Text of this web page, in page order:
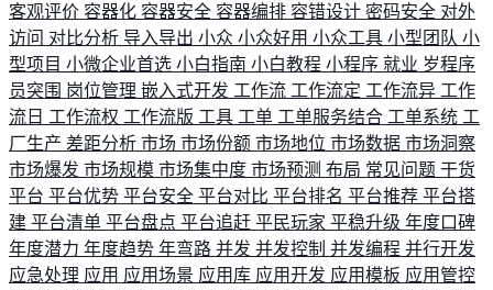
客观评价 容器化 容器安全 容器编排 容错设计 密码安全 对外
访问 对比分析 导入导出 小众 小众好用 小众工具 小型团队 小
型项目 小微企业首选 小白指南 小白教程 小程序 就业 岁程序
员突围 岗位管理 嵌入式开发 工作流 工作流定 工作流异 工作
流日 工作流权 工作流版 工具 工单 工单服务结合 工单系统 工
厂生产 差距分析 市场 市场份额 市场地位 市场数据 市场洞察
市场爆发 市场规模 市场集中度 市场预测 布局 常见问题 干货
平台 平台优势 平台安全 平台对比 平台排名 平台推荐 平台搭
建 平台清单 平台盘点 平台追赶 平民玩家 平稳升级 年度口碑
年度潜力 年度趋势 年弯路 并发 并发控制 并发编程 并行开发
应急处理 应用 应用场景 应用库 应用开发 应用模板 应用管控